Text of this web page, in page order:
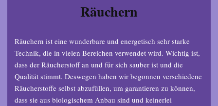
Räuchern
Räuchern ist eine wunderbare und energetisch sehr starke
Technik, die in vielen Bereichen verwendet wird. Wichtig ist,
dass der Räucherstoff an und für sich sauber ist und die
Qualität stimmt. Deswegen haben wir begonnen verschiedene
Räucherstoffe selbst abzufüllen, um garantieren zu können,
dass sie aus biologischem Anbau sind und keinerlei